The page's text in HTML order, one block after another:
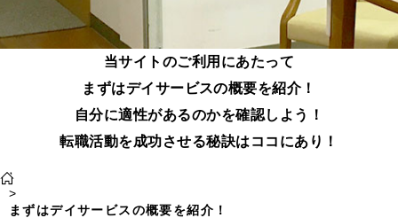
当サイトのご利用にあたって
まずはデイサービスの概要を紹介！
自分に適性があるのかを確認しよう！
転職活動を成功させる秘訣はココにあり！
>
まずはデイサービスの概要を紹介！